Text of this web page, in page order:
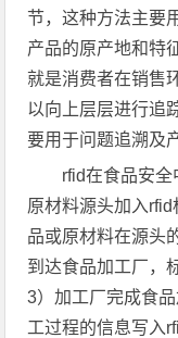
节，这种方法主要
产品的原产地和特
就是消费者在销售
以向上层层进行追
要用于问题追溯及
rfid在食品安
原材料源头加入
品或原材料在源头
到达食品加工厂，
3）加工厂完成食
工过程的信息写入